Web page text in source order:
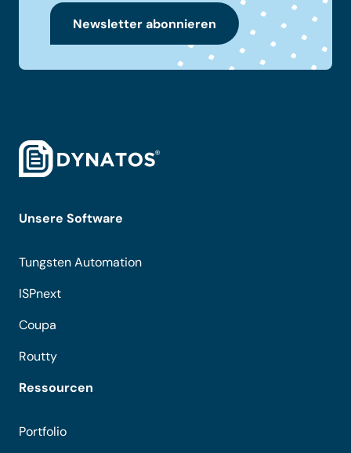
Newsletter abonnieren
Unsere Software
Tungsten Automation
ISPnext
Coupa
Routty
Ressourcen
Portfolio